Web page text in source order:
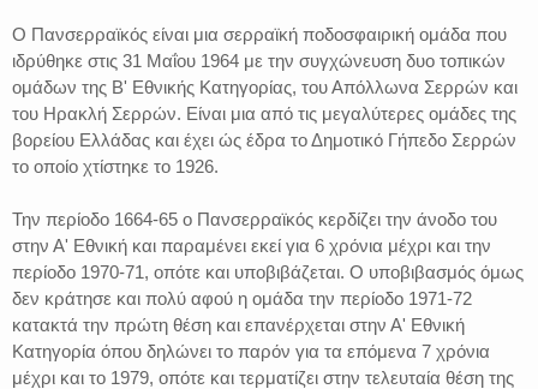
Ο Πανσερραϊκός είναι μια σερραϊκή ποδοσφαιρική ομάδα που
ιδρύθηκε στις 31 Μαΐου 1964 με την συγχώνευση δυο τοπικών
ομάδων της Β' Εθνικής Κατηγορίας, του Απόλλωνα Σερρών και
του Ηρακλή Σερρών. Είναι μια από τις μεγαλύτερες ομάδες της
βορείου Ελλάδας και έχει ώς έδρα το Δημοτικό Γήπεδο Σερρών
το οποίο χτίστηκε το 1926.
Την περίοδο 1664-65 ο Πανσερραϊκός κερδίζει την άνοδο του
στην Α' Εθνική και παραμένει εκεί για 6 χρόνια μέχρι και την
περίοδο 1970-71, οπότε και υποβιβάζεται. Ο υποβιβασμός όμως
δεν κράτησε και πολύ αφού η ομάδα την περίοδο 1971-72
κατακτά την πρώτη θέση και επανέρχεται στην Α' Εθνική
Κατηγορία όπου δηλώνει το παρόν για τα επόμενα 7 χρόνια
μέχρι και το 1979, οπότε και τερματίζει στην τελευταία θέση της